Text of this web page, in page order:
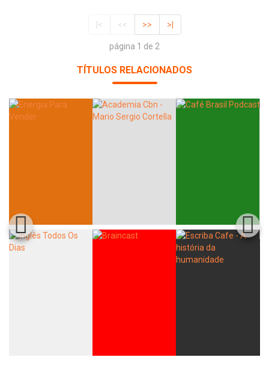
|< << >> >|
página 1 de 2
TÍTULOS RELACIONADOS